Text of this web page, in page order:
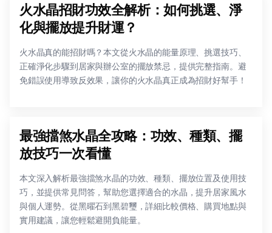
火水晶招財功效全解析：如何挑選、淨
化與擺放提升財運？
火水晶真的能招財嗎？本文從火水晶的能量原理、挑選技巧、
正確淨化步驟到居家與辦公室的擺放禁忌，提供完整指南。避
免錯誤使用導致反效果，讓你的火水晶真正成為招財好幫手！
最強擋煞水晶全攻略：功效、種類、擺
放技巧一次看懂
本文深入解析最強擋煞水晶的功效、種類、擺放位置及使用技
巧，並提供常見問答，幫助您選擇適合的水晶，提升居家風水
與個人運勢。從黑曜石到黑碧璽，詳細比較價格、購買地點與
實用建議，讓您輕鬆避開負能量。